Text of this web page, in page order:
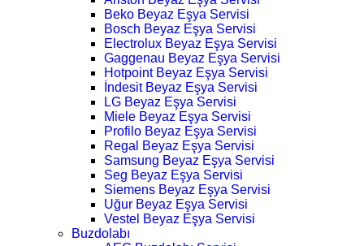
Beko Beyaz Eşya Servisi
Bosch Beyaz Eşya Servisi
Electrolux Beyaz Eşya Servisi
Gaggenau Beyaz Eşya Servisi
Hotpoint Beyaz Eşya Servisi
İndesit Beyaz Eşya Servisi
LG Beyaz Eşya Servisi
Miele Beyaz Eşya Servisi
Profilo Beyaz Eşya Servisi
Regal Beyaz Eşya Servisi
Samsung Beyaz Eşya Servisi
Seg Beyaz Eşya Servisi
Siemens Beyaz Eşya Servisi
Uğur Beyaz Eşya Servisi
Vestel Beyaz Eşya Servisi
Buzdolabı